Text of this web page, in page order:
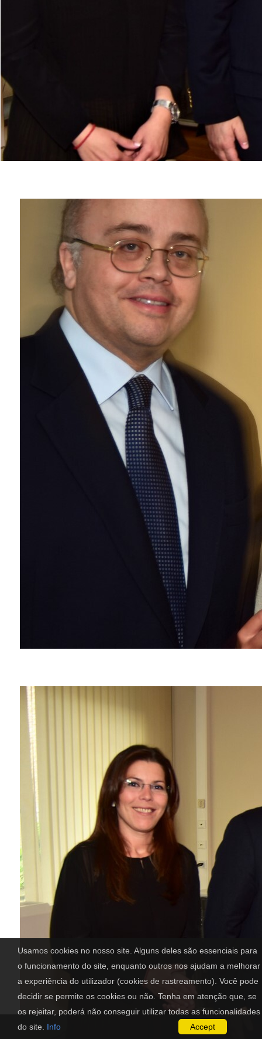
Usamos cookies no nosso site. Alguns deles são essenciais para
o funcionamento do site, enquanto outros nos ajudam a melhorar
a experiência do utilizador (cookies de rastreamento). Você pode
decidir se permite os cookies ou não. Tenha em atenção que, se
os rejeitar, poderá não conseguir utilizar todas as funcionalidades
do site. Info Accept